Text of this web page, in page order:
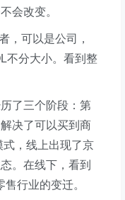
会改变。
，可以是公司，
不分大小。看到整
了三个阶段：第
决了可以买到商
，线上出现了京
。在线下，看到
行业的变迁。